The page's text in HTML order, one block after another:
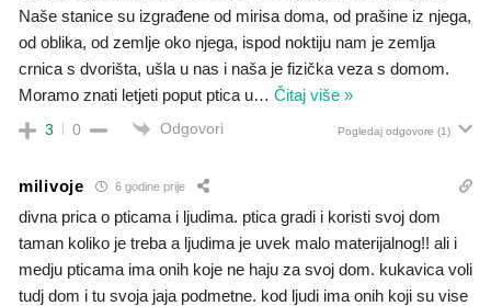
Naše stanice su izgrađene od mirisa doma, od prašine iz njega,
od oblika, od zemlje oko njega, ispod noktiju nam je zemlja
crnica s dvorišta, ušla u nas i naša je fizička veza s domom.
Moramo znati letjeti poput ptica u… Čitaj više »
3 0 Odgovori Pogledaj odgovore (1)
milivoje 6 godine prije
divna prica o pticama i ljudima. ptica gradi i koristi svoj dom
taman koliko je treba a ljudima je uvek malo materijalnog!! ali i
medju pticama ima onih koje ne haju za svoj dom. kukavica voli
tudj dom i tu svoja jaja podmetne. kod ljudi ima onih koji su vise